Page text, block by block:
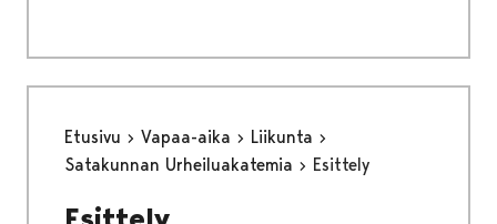
Etusivu Vapaa-aika
Liikunta
Satakunnan Urheiluakatemia
Esittely